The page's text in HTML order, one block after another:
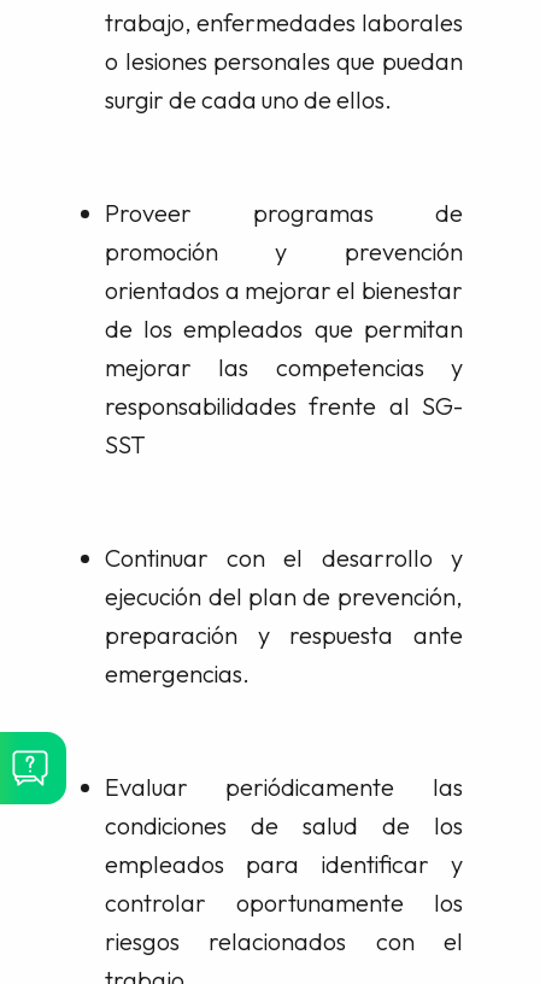
trabajo, enfermedades laborales
o lesiones personales que puedan
surgir de cada uno de ellos.
Proveer programas de
promoción y prevención
orientados a mejorar el bienestar
de los empleados que permitan
mejorar las competencias y
responsabilidades frente al SG-
SST
Continuar con el desarrollo y
ejecución del plan de prevención,
preparación y respuesta ante
emergencias.
Evaluar periódicamente las
condiciones de salud de los
empleados para identificar y
controlar oportunamente los
riesgos relacionados con el